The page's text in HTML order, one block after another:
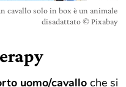
cavallo solo in box è un animale
disadattato © Pixabay
uomo/cavallo che si